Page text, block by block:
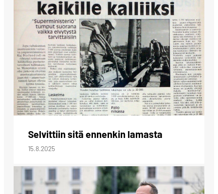
Selvittiin sitä ennenkin lamasta
15.8.2025